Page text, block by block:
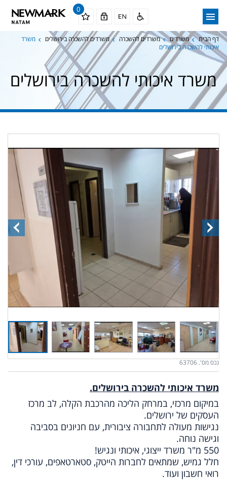
0
דף הבית משרדים משרדים להשכרה משרדים להשכרה בירושלים
משרד
איכותי להשכרה בירושלים
משרד איכותי להשכרה בירושלים
נכס מס'. 63706
משרד איכותי להשכרה בירושלים.
במיקום מרכזי, במרחק הליכה מהרכבת הקלה, לב מרכז
העסקים של ירושלים.
נגישות מעולה לתחבורה ציבורית, עם חניונים בסביבה
וגישה נוחה.
550 מ"ר משרד ייצוגי, איכותי ונגיש!
חלל גמיש, שמתאים לחברות הייטק, סטארטאפים, עורכי דין,
רואי חשבון ועוד.